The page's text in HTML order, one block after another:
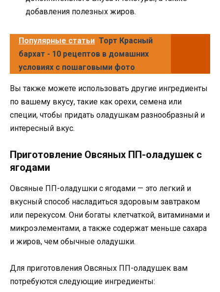
добавления полезных жиров.
Популярные статьи Торт Красный
бархат - 10 рецептов в домашних
условиях с пошаговыми фото
Вы также можете использовать другие ингредиенты
по вашему вкусу, такие как орехи, семена или
специи, чтобы придать оладушкам разнообразный и
интересный вкус.
Приготовление Овсяных ПП-оладушек с
ягодами
Овсяные ПП-оладушки с ягодами — это легкий и
вкусный способ насладиться здоровым завтраком
или перекусом. Они богаты клетчаткой, витаминами и
микроэлементами, а также содержат меньше сахара
и жиров, чем обычные оладушки.
Для приготовления Овсяных ПП-оладушек вам
потребуются следующие ингредиенты: